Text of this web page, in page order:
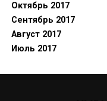
Октябрь 2017
Сентябрь 2017
Август 2017
Июль 2017